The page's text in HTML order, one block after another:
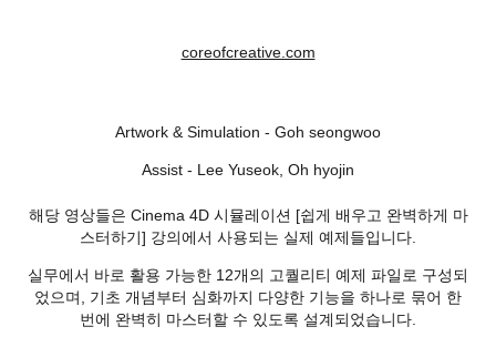
coreofcreative.com
Artwork & Simulation - Goh seongwoo
Assist - Lee Yuseok, Oh hyojin
해당 영상들은 Cinema 4D 시뮬레이션 [쉽게 배우고 완벽하게 마
스터하기] 강의에서 사용되는 실제 예제들입니다.
실무에서 바로 활용 가능한 12개의 고퀄리티 예제 파일로 구성되
었으며, 기초 개념부터 심화까지 다양한 기능을 하나로 묶어 한
번에 완벽히 마스터할 수 있도록 설계되었습니다.